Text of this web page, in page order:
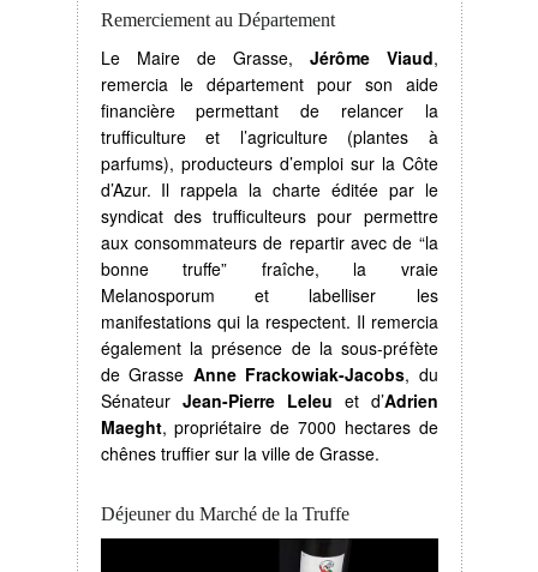
Remerciement au Département
Le Maire de Grasse, Jérôme Viaud,
remercia le département pour son aide
financière permettant de relancer la
trufficulture et l’agriculture (plantes à
parfums), producteurs d’emploi sur la Côte
d’Azur. Il rappela la charte éditée par le
syndicat des trufficulteurs pour permettre
aux consommateurs de repartir avec de “la
bonne truffe” fraîche, la vraie
Melanosporum et labelliser les
manifestations qui la respectent. Il remercia
également la présence de la sous-préfète
de Grasse Anne Frackowiak-Jacobs, du
Sénateur Jean-Pierre Leleu et d’Adrien
Maeght, propriétaire de 7000 hectares de
chênes truffier sur la ville de Grasse.
Déjeuner du Marché de la Truffe